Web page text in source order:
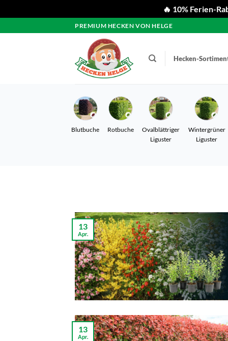
🔥 10% Ferien-
Inhalt
PREMIUM HECKEN VON HELGE
Hecken-
Blutbuche Rotbuche
Ovalblättriger
Liguster
Wintergrüner
Liguster
13
Apr.
13
Apr.